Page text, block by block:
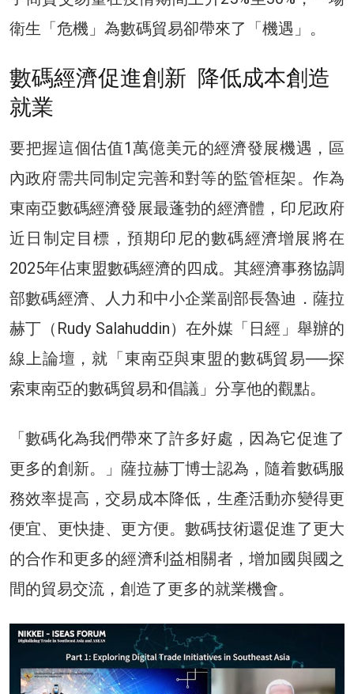
衛生「危機」為數碼貿易卻帶來了「機遇」。
數碼經濟促進創新 降低成本創造
就業
要把握這個估值1萬億美元的經濟發展機遇，區
內政府需共同制定完善和對等的監管框架。作為
東南亞數碼經濟發展最蓬勃的經濟體，印尼政府
近日制定目標，預期印尼的數碼經濟增展將在
2025年佔東盟數碼經濟的四成。其經濟事務協調
部數碼經濟、人力和中小企業副部長魯迪．薩拉
赫丁（Rudy Salahuddin）在外媒「日經」舉辦的
線上論壇，就「東南亞與東盟的數碼貿易──探
索東南亞的數碼貿易和倡議」分享他的觀點。
「數碼化為我們帶來了許多好處，因為它促進了
更多的創新。」薩拉赫丁博士認為，隨着數碼服
務效率提高，交易成本降低，生產活動亦變得更
便宜、更快捷、更方便。數碼技術還促進了更大
的合作和更多的經濟利益相關者，增加國與國之
間的貿易交流，創造了更多的就業機會。